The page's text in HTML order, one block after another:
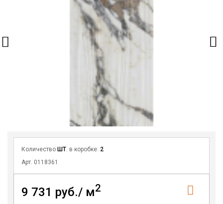
Количество ШТ . в коробке: 2
Арт. 0118361
9 731 руб./ м2